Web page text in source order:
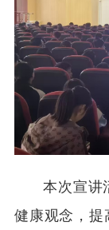
本次宣讲
健康观念，提